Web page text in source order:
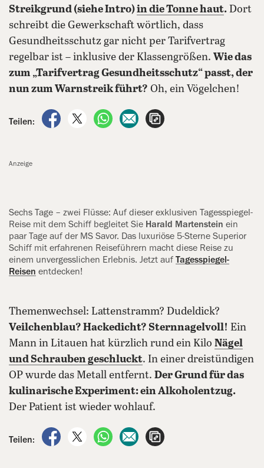
Streikgrund (siehe Intro)in die Tonne haut. Dort
schreibt die Gewerkschaft wörtlich, dass
Gesundheitsschutz gar nicht per Tarifvertrag
regelbar ist – inklusive der Klassengrößen. Wie das
zum „Tarifvertrag Gesundheitsschutz“ passt, der
nun zum Warnstreik führt? Oh, ein Vögelchen!
Teilen:
auf Facebook teilen
auf X teilenper WhatsApp teilen
per E-Mail teilen
Anzeige
Sechs Tage – zwei Flüsse: Auf dieser exklusiven Tagesspiegel-
Reise mit dem Schiff begleitet Sie Harald Martenstein ein
paar Tage auf der MS Savor. Das luxuriöse 5-Sterne Superior
Schiff mit erfahrenen Reiseführern macht diese Reise zu
einem unvergesslichen Erlebnis. Jetzt auf Tagesspiegel-
Reisen entdecken!
Themenwechsel: Lattenstramm? Dudeldick?
Veilchenblau? Hackedicht? Sternnagelvoll! Ein
Mann in Litauen hat kürzlich rund ein Kilo Nägel
und Schrauben geschluckt. In einer dreistündigen
OP wurde das Metall entfernt. Der Grund für das
kulinarische Experiment: ein Alkoholentzug.
Der Patient ist wieder wohlauf.
Teilen:
auf Facebook teilen
auf X teilenper WhatsApp teilen
per E-Mail teilen